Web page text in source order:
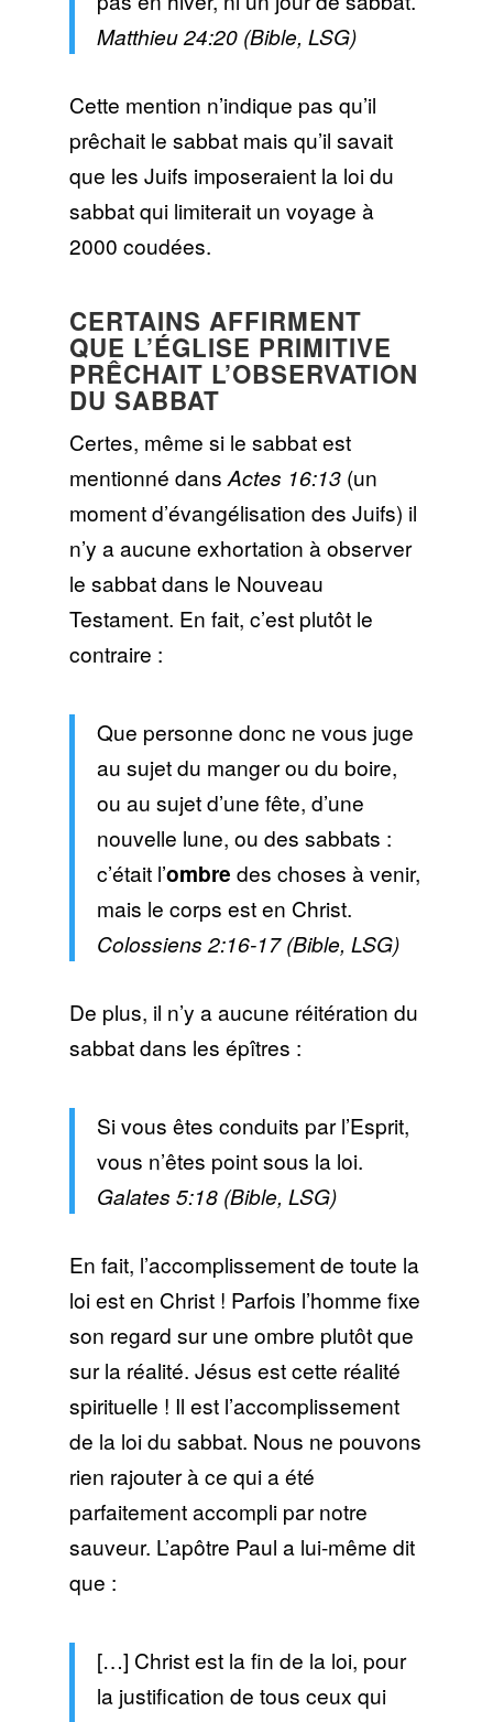
Matthieu 24:20 (Bible, LSG)
Cette mention n’indique pas qu’il
prêchait le sabbat mais qu’il savait
que les Juifs imposeraient la loi du
sabbat qui limiterait un voyage à
2000 coudées.
CERTAINS AFFIRMENT
QUE L’ÉGLISE PRIMITIVE
PRÊCHAIT L’OBSERVATION
DU SABBAT
Certes, même si le sabbat est
mentionné dans Actes 16:13(un
moment d’évangélisation des Juifs) il
n’y a aucune exhortation à observer
le sabbat dans le Nouveau
Testament. En fait, c’est plutôt le
contraire :
Que personne donc ne vous juge
au sujet du manger ou du boire,
ou au sujet d’une fête, d’une
nouvelle lune, ou des sabbats :
c’était l’ombre des choses à venir,
mais le corps est en Christ.
Colossiens 2:16-17 (Bible, LSG)
De plus, il n’y a aucune réitération du
sabbat dans les épîtres :
Si vous êtes conduits par l’Esprit,
vous n’êtes point sous la loi.
Galates 5:18 (Bible, LSG)
En fait, l’accomplissement de toute la
loi est en Christ ! Parfois l’homme fixe
son regard sur une ombre plutôt que
sur la réalité. Jésus est cette réalité
spirituelle ! Il est l’accomplissement
de la loi du sabbat. Nous ne pouvons
rien rajouter à ce qui a été
parfaitement accompli par notre
sauveur. L’apôtre Paul a lui-même dit
que :
[…] Christ est la fin de la loi, pour
la justification de tous ceux qui